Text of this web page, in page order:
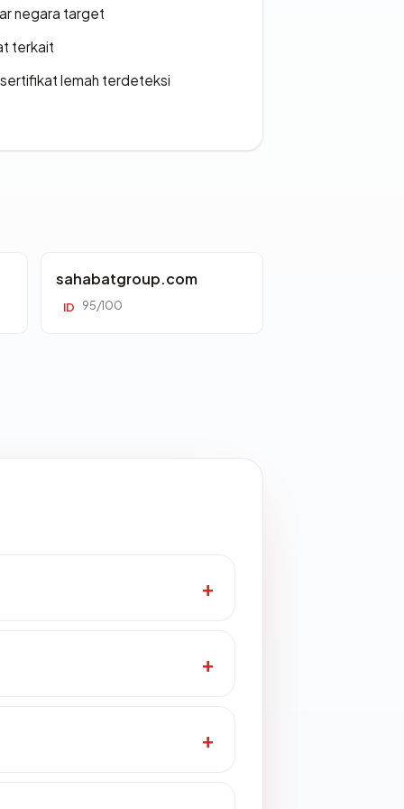
negara target
terkait
lemah terdeteksi
sahabatgroup.com
ID 95/100